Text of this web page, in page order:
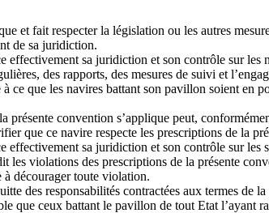
et fait respecter la législation ou les autres
de sa juridiction.
effectivement sa juridiction et son contrôle sur les
des rapports, des mesures de suivi et
ce que les navires battant son pavillon soient en
présente convention s’applique peut,
que ce navire respecte les prescriptions de la
effectivement sa juridiction et son contrôle sur les
les violations des prescriptions de la présente
décourager toute violation.
des responsabilités contractées aux termes de
que ceux battant le pavillon de tout Etat l’ayant